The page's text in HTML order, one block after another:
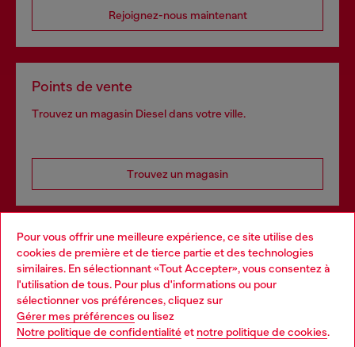
Pour vous offrir une meilleure expérience, ce site utilise des
cookies de première et de tierce partie et des technologies
similaires. En sélectionnant «Tout Accepter», vous consentez à
l'utilisation de tous. Pour plus d'informations ou pour
sélectionner vos préférences, cliquez sur
Gérer mes préférences ou lisez
Notre politique de confidentialitéet notre politique de cookies.
Rejoignez-nous maintenant
Points de vente
Trouvez un magasin Diesel dans votre ville.
Trouvez un magasin
Services omnicanaux
Découvrez tous nos services, en ligne et en magasin.
En savoir plus
Choose your location
You are currently browsing France website, but it seems you
may be based in United States